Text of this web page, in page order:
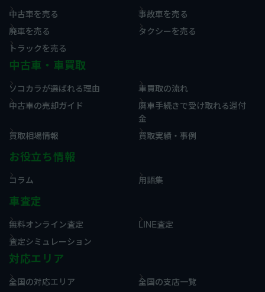
中古車を売る
事故車を売る
廃車を売る
タクシーを売る
トラックを売る
中古車・車買取
ソコカラが選ばれる理由
車買取の流れ
中古車の売却ガイド
廃車手続きで受け取れる還付
金
買取相場情報
買取実績・事例
お役立ち情報
コラム 用語集
車査定
無料オンライン査定
LINE査定
査定シミュレーション
対応エリア
全国の対応エリア 全国の支店一覧